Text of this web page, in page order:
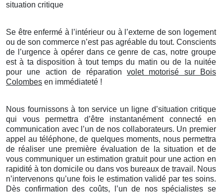
situation critique
Se être enfermé à l’intérieur ou à l’externe de son logement
ou de son commerce n’est pas agréable du tout. Conscients
de l’urgence à opérer dans ce genre de cas, notre groupe
est à ta disposition à tout temps du matin ou de la nuitée
pour une action de réparation volet motorisé sur Bois
Colombes en immédiateté !
Nous fournissons à ton service un ligne d’situation critique
qui vous permettra d’être instantanément connecté en
communication avec l’un de nos collaborateurs. Un premier
appel au téléphone, de quelques moments, nous permettra
de réaliser une première évaluation de la situation et de
vous communiquer un estimation gratuit pour une action en
rapidité à ton domicile ou dans vos bureaux de travail. Nous
n’intervenons qu’une fois le estimation validé par tes soins.
Dès confirmation des coûts, l’un de nos spécialistes se